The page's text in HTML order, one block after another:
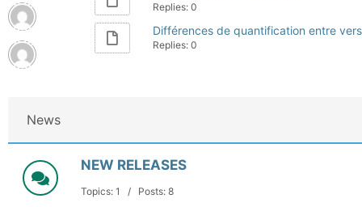
Replies: 0
Différences de quantification entre
Replies: 0
News
NEW RELEASES
Topics: 1 / Posts: 8